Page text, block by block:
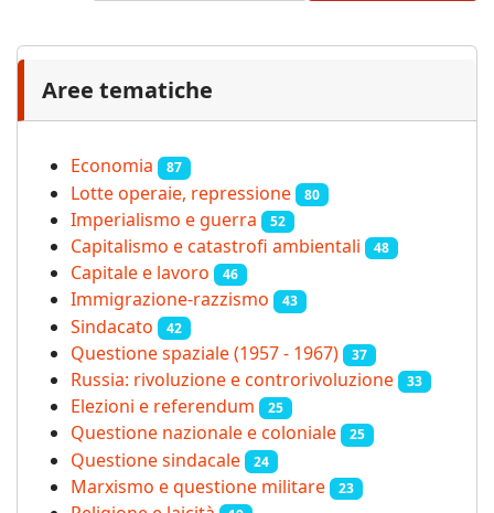
Aree tematiche
Economia 87
Lotte operaie, repressione 80
Imperialismo e guerra 52
Capitalismo e catastrofi ambientali 48
Capitale e lavoro 46
Immigrazione-razzismo 43
Sindacato 42
Questione spaziale (1957 - 1967) 37
Russia: rivoluzione e controrivoluzione 33
Elezioni e referendum 25
Questione nazionale e coloniale 25
Questione sindacale 24
Marxismo e questione militare 23